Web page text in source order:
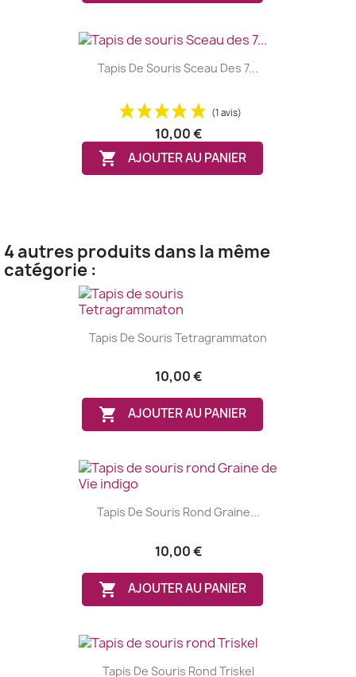
Tapis De Souris Sceau Des 7...
(1 avis)
10,00 €
 AJOUTER AU PANIER
4 autres produits dans la même
catégorie :
Tapis De Souris Tetragrammaton
10,00 €
 AJOUTER AU PANIER
Tapis De Souris Rond Graine...
10,00 €
 AJOUTER AU PANIER
Tapis De Souris Rond Triskel